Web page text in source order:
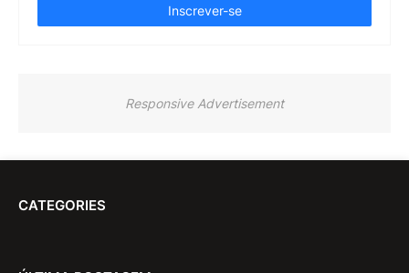
Responsive Advertisement
CATEGORIES